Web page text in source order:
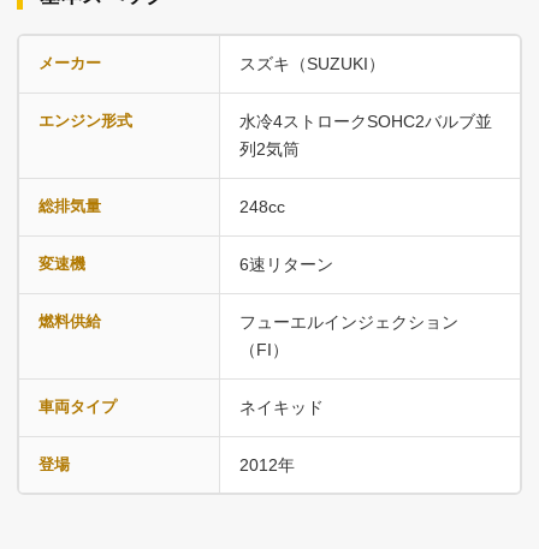
メーカー スズキ（SUZUKI）
エンジン形式
水冷4ストロークSOHC2バルブ並
列2気筒
総排気量 248cc
変速機 6速リターン
燃料供給
フューエルインジェクション
（FI）
車両タイプ ネイキッド
登場 2012年